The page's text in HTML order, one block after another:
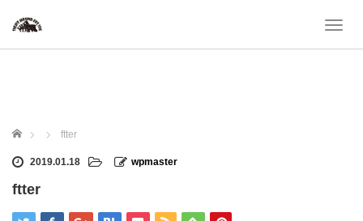
T
ホーム ftter
2019.01.18 wpmaster
ftter